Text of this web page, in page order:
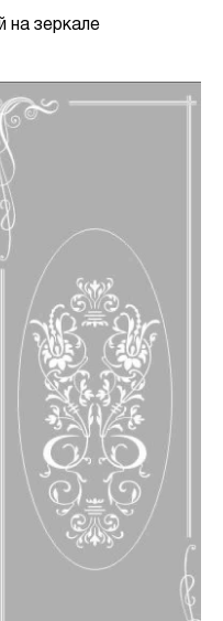
на зеркале